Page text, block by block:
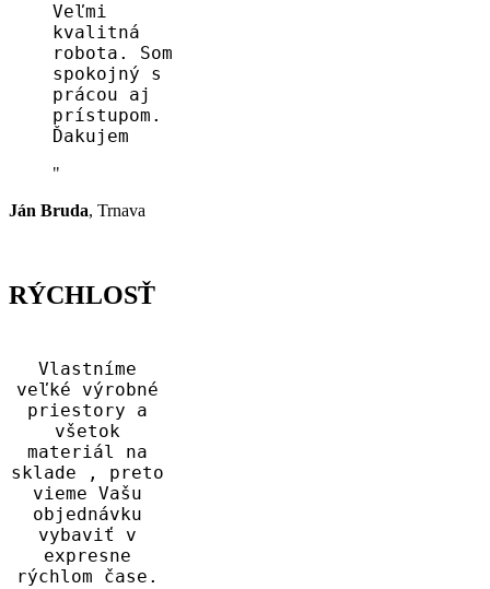
Veľmi
kvalitná
robota. Som
spokojný s
prácou aj
prístupom.
Ďakujem
Ján Bruda, Trnava
RÝCHLOSŤ
Vlastníme
veľké výrobné
priestory a
všetok
materiál na
sklade , preto
vieme Vašu
objednávku
vybaviť v
expresne
rýchlom čase.